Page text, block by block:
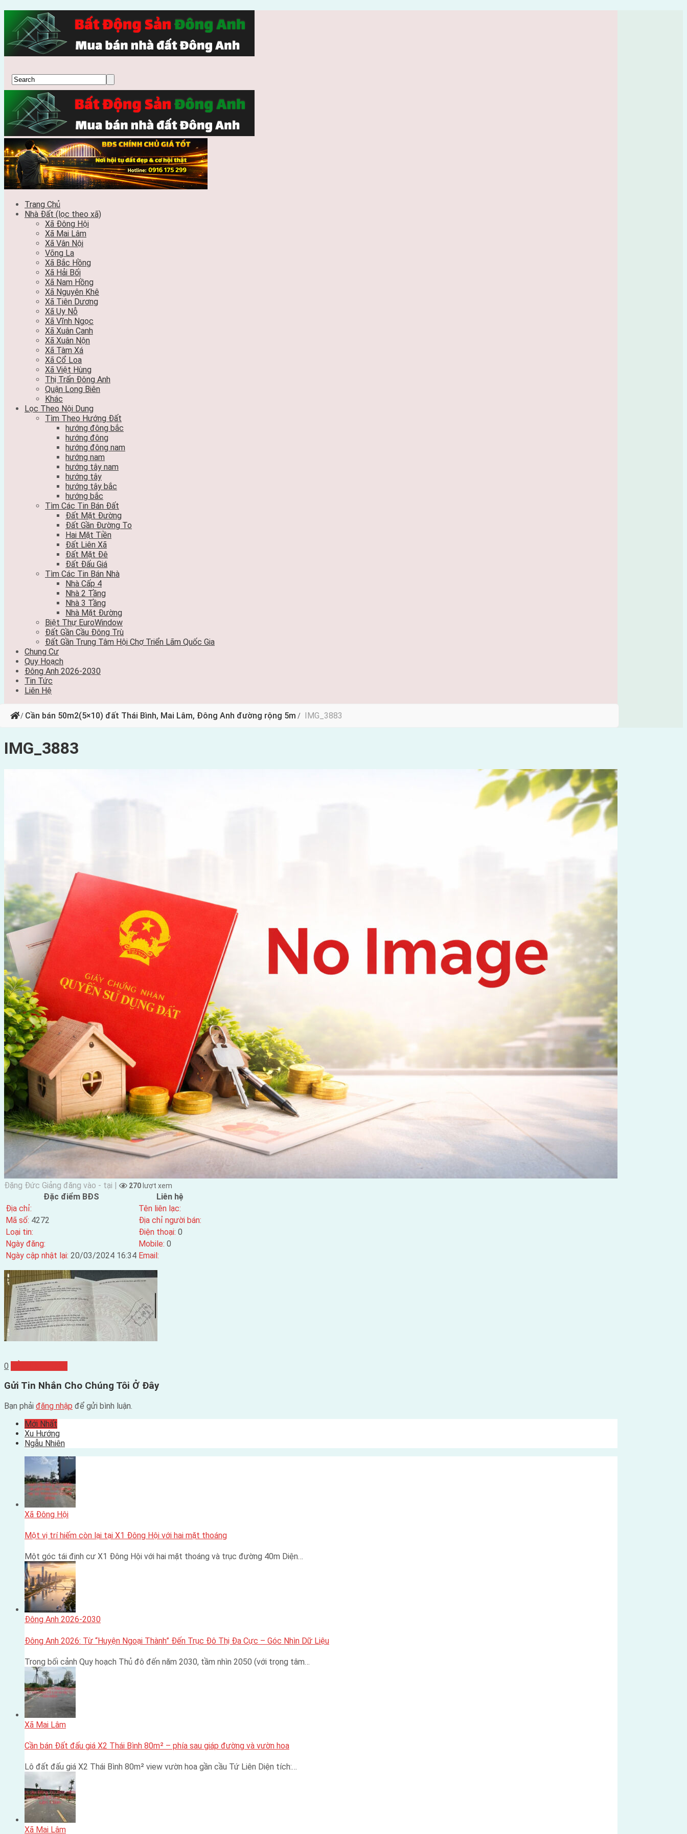
Trang Chủ
Nhà Đất (lọc theo xã)
Xã Đông Hội
Xã Mai Lâm
Xã Vân Nội
Võng La
Xã Bắc Hồng
Xã Hải Bối
Xã Nam Hồng
Xã Nguyên Khê
Xã Tiên Dương
Xã Uy Nỗ
Xã Vĩnh Ngọc
Xã Xuân Canh
Xã Xuân Nộn
Xã Tàm Xá
Xã Cổ Loa
Xã Việt Hùng
Thị Trấn Đông Anh
Quận Long Biên
Khác
Lọc Theo Nội Dung
Tìm Theo Hướng Đất
hướng đông bắc
hướng đông
hướng đông nam
hướng nam
hướng tây nam
hướng tây
hướng tây bắc
hướng bắc
Tìm Các Tin Bán Đất
Đất Mặt Đường
Đất Gần Đường To
Hai Mặt Tiền
Đất Liên Xã
Đất Mặt Đê
Đất Đấu Giá
Tìm Các Tin Bán Nhà
Nhà Cấp 4
Nhà 2 Tầng
Nhà 3 Tầng
Nhà Mặt Đường
Biệt Thự EuroWindow
Đất Gần Cầu Đông Trù
Đất Gần Trung Tâm Hội Chợ Triển Lãm Quốc Gia
Chung Cư
Quy Hoạch
Đông Anh 2026-2030
Tin Tức
Liên Hệ
/ Cần bán 50m2(5×10) đất Thái Bình, Mai Lâm, Đông Anh đường rộng 5m / IMG_3883
IMG_3883
Đặng Đức Giảng đăng vào - tại | 270 lượt xem
Đặc điểm BĐS
Liên hệ
Địa chỉ:
Tên liên lạc:
Mã số: 4272
Địa chỉ người bán:
Loại tin:
Điện thoại: 0
Ngày đăng:
Mobile: 0
Ngày cập nhật lại: 20/03/2024 16:34 Email:
0
Gửi Tin Nhắn Cho Chúng Tôi Ở Đây
Bạn phải đăng nhập để gửi bình luận.
Mới Nhất
Xu Hướng
Ngẫu Nhiên
Xã Đông Hội
Một vị trí hiếm còn lại tại X1 Đông Hội với hai mặt thoáng
Một góc tái định cư X1 Đông Hội với hai mặt thoáng và trục đường 40m Diện…
Đông Anh 2026-2030
Đông Anh 2026: Từ “Huyện Ngoại Thành” Đến Trục Đô Thị Đa Cực – Góc Nhìn Dữ Liệu
Trong bối cảnh Quy hoạch Thủ đô đến năm 2030, tầm nhìn 2050 (với trọng tâm…
Xã Mai Lâm
Cần bán Đất đấu giá X2 Thái Bình 80m² – phía sau giáp đường và vườn hoa
Lô đất đấu giá X2 Thái Bình 80m² view vườn hoa gần cầu Tứ Liên Diện tích:…
Xã Mai Lâm